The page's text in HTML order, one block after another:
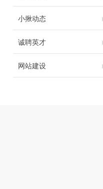
小揪动态
诚聘英才
网站建设